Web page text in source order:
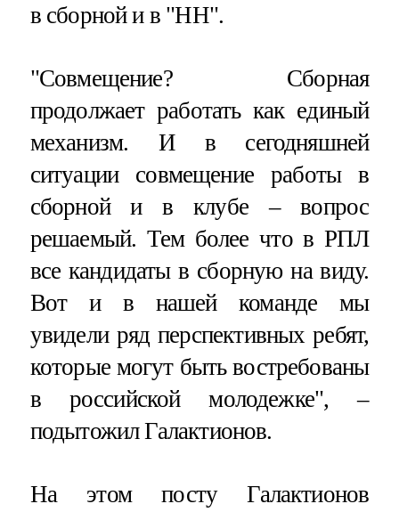
в сборной и в "НН".
"Совмещение? Сборная
продолжает работать как единый
механизм. И в сегодняшней
ситуации совмещение работы в
сборной и в клубе – вопрос
решаемый. Тем более что в РПЛ
все кандидаты в сборную на виду.
Вот и в нашей команде мы
увидели ряд перспективных ребят,
которые могут быть востребованы
в российской молодежке", –
подытожил Галактионов.
На этом посту Галактионов